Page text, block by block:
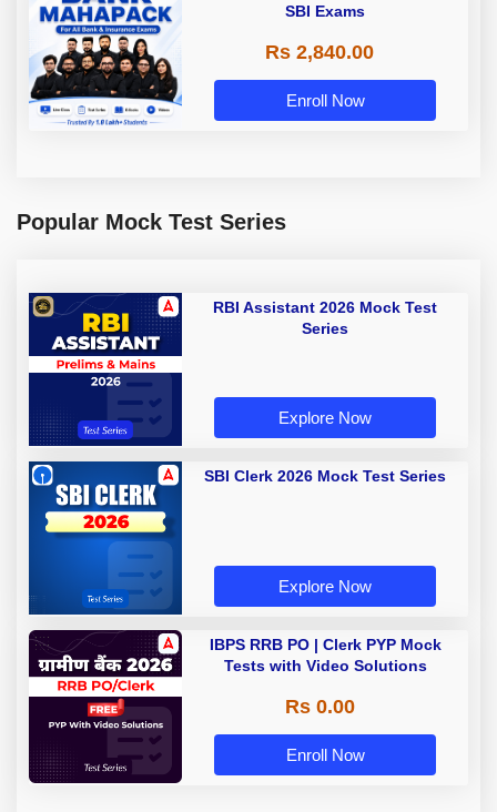
SBI Exams
Rs 2,840.00
Enroll Now
Popular Mock Test Series
RBI Assistant 2026 Mock Test
Series
Explore Now
SBI Clerk 2026 Mock Test Series
Explore Now
IBPS RRB PO | Clerk PYP Mock
Tests with Video Solutions
Rs 0.00
Enroll Now